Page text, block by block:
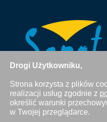
Drogi Użytkowniku,
Strona korzysta z plików
realizacji usług zgodnie z
określić warunki
w Twojej przeglądarce.
Wszystkie zdjęcia Agencji
chronione prawem
zgody Agencji zabronione.